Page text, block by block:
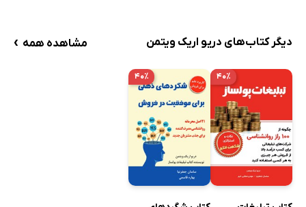
دیگر کتاب‌های دریو اریک ویتمن مشاهده همه ›
۴۰٪ ۴۰٪